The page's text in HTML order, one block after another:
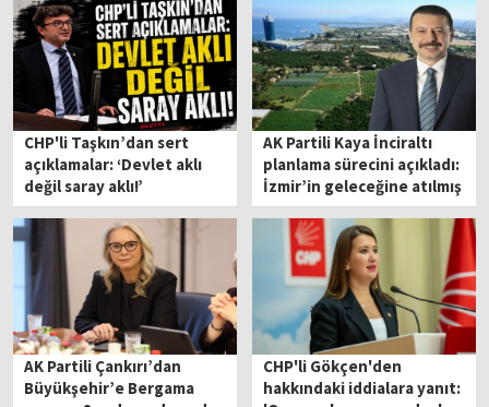
CHP'li Taşkın’dan sert
açıklamalar: ‘Devlet aklı
değil saray aklı!’
AK Partili Kaya İnciraltı
planlama sürecini açıkladı:
İzmir’in geleceğine atılmış
bir imza!
AK Partili Çankırı’dan
Büyükşehir’e Bergama
CHP'li Gökçen'den
hakkındaki iddialara yanıt: